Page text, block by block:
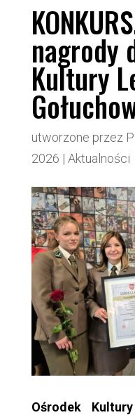
nagrody
Kultury
utworzone przez
2026 | Aktualności
Ośrodek